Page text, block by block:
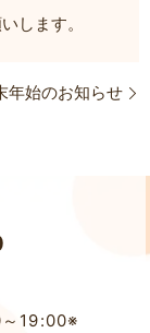
します。
年始のお知らせ
19:00※